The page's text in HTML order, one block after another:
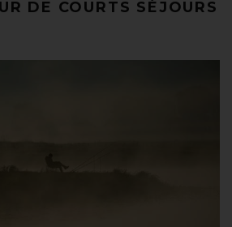
DE COURTS SÉJOURS